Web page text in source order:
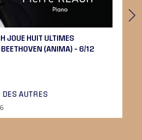
JOUE HUIT ULTIMES
BEETHOVEN (ANIMA) – 6/12
DES AUTRES